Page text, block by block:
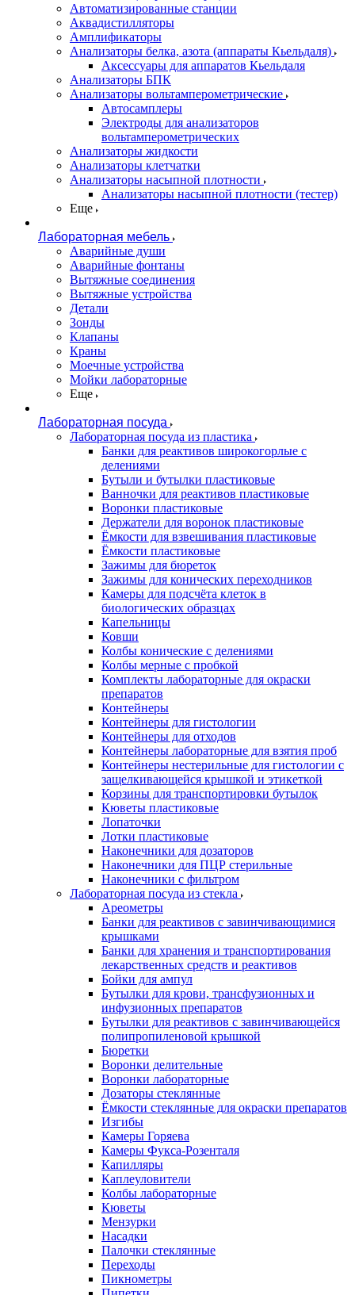
Автоматизированные станции
Аквадистилляторы
Амплификаторы
Анализаторы белка, азота (аппараты Кьельдаля)
Аксессуары для аппаратов Кьельдаля
Анализаторы БПК
Анализаторы вольтамперометрические
Автосамплеры
Электроды для анализаторов
вольтамперометрических
Анализаторы жидкости
Анализаторы клетчатки
Анализаторы насыпной плотности
Анализаторы насыпной плотности (тестер)
Еще
Лабораторная мебель
Аварийные души
Аварийные фонтаны
Вытяжные соединения
Вытяжные устройства
Детали
Зонды
Клапаны
Краны
Моечные устройства
Мойки лабораторные
Еще
Лабораторная посуда
Лабораторная посуда из пластика
Банки для реактивов широкогорлые с
делениями
Бутыли и бутылки пластиковые
Ванночки для реактивов пластиковые
Воронки пластиковые
Держатели для воронок пластиковые
Ёмкости для взвешивания пластиковые
Ёмкости пластиковые
Зажимы для бюреток
Зажимы для конических переходников
Камеры для подсчёта клеток в
биологических образцах
Капельницы
Ковши
Колбы конические с делениями
Колбы мерные с пробкой
Комплекты лабораторные для окраски
препаратов
Контейнеры
Контейнеры для гистологии
Контейнеры для отходов
Контейнеры лабораторные для взятия проб
Контейнеры нестерильные для гистологии с
защелкивающейся крышкой и этикеткой
Корзины для транспортировки бутылок
Кюветы пластиковые
Лопаточки
Лотки пластиковые
Наконечники для дозаторов
Наконечники для ПЦР стерильные
Наконечники с фильтром
Лабораторная посуда из стекла
Ареометры
Банки для реактивов с завинчивающимися
крышками
Банки для хранения и транспортирования
лекарственных средств и реактивов
Бойки для ампул
Бутылки для крови, трансфузионных и
инфузионных препаратов
Бутылки для реактивов с завинчивающейся
полипропиленовой крышкой
Бюретки
Воронки делительные
Воронки лабораторные
Дозаторы стеклянные
Ёмкости стеклянные для окраски препаратов
Изгибы
Камеры Горяева
Камеры Фукса-Розенталя
Капилляры
Каплеуловители
Колбы лабораторные
Кюветы
Мензурки
Насадки
Палочки стеклянные
Переходы
Пикнометры